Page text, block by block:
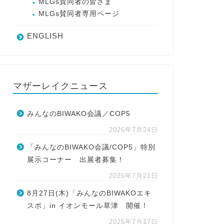
MLGs賛同者の皆さま
MLGs賛同者専用ページ
ENGLISH
マザーレイクニュース
みんなのBIWAKO会議／COP5
2026年7月24日
「みんなのBIWAKO会議/COP5」特別
展示コーナー 出展者募集！
2026年7月21日
8月27日(木)「みんなのBIWAKOエキ
スポ」in イオンモール草津 開催！
2026年7月17日